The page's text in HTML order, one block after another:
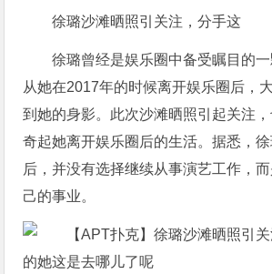
徐璐沙滩晒照引关注，分手这
徐璐曾经是娱乐圈中备受瞩目的
从她在2017年的时候离开娱乐圈后，
到她的身影。此次沙滩晒照引起关注
奇起她离开娱乐圈后的生活。据悉，
后，并没有选择继续从事演艺工作，
己的事业。